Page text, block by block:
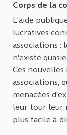
Corps de la
L'aide
lucratives
associations :
n'existe
Ces
associations,
menacées
leur tour leur
plus facile à